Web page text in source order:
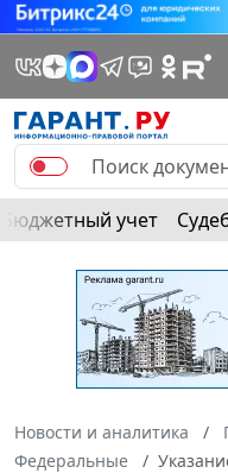
Бюджетный учет
Новости и аналитика
Федеральные